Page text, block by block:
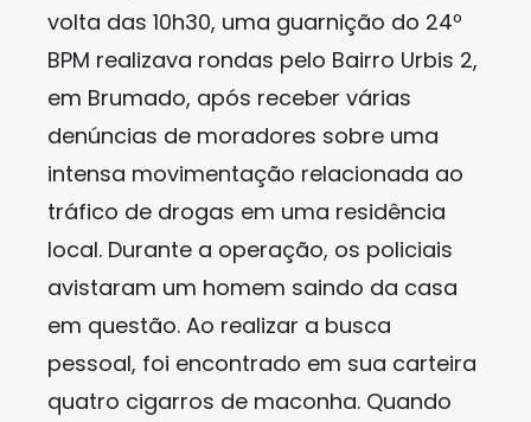
volta das 10h30, uma guarnição do 24º
BPM realizava rondas pelo Bairro Urbis 2,
em Brumado, após receber várias
denúncias de moradores sobre uma
intensa movimentação relacionada ao
tráfico de drogas em uma residência
local. Durante a operação, os policiais
avistaram um homem saindo da casa
em questão. Ao realizar a busca
pessoal, foi encontrado em sua carteira
quatro cigarros de maconha. Quando